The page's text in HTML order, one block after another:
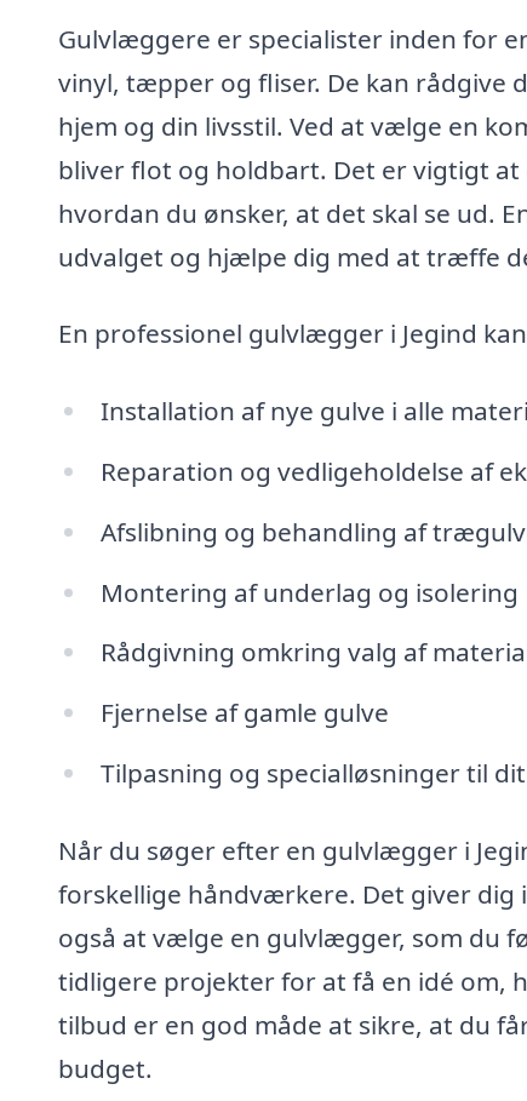
Gulvlæggere er specialister inden for
vinyl, tæpper og fliser. De kan rådgive
hjem og din livsstil. Ved at vælge en
bliver flot og holdbart. Det er vigtigt
hvordan du ønsker, at det skal se ud.
udvalget og hjælpe dig med at træffe
En professionel gulvlægger i Jegind
Installation af nye gulve i alle
Reparation og vedligeholdelse af
Afslibning og behandling af
Montering af underlag og isolering
Rådgivning omkring valg af
Fjernelse af gamle gulve
Tilpasning og specialløsninger til
Når du søger efter en gulvlægger i
forskellige håndværkere. Det giver dig
også at vælge en gulvlægger, som du
tidligere projekter for at få en idé om,
tilbud er en god måde at sikre, at du
budget.